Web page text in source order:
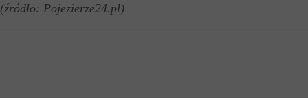
(źródło: Pojezierze24.pl)